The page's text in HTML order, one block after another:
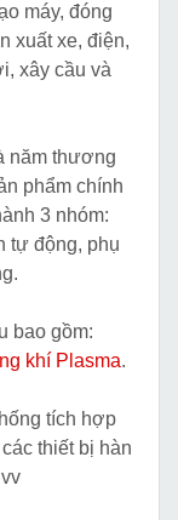
máy, đóng
xuất xe, điện,
xây cầu và
năm thương
phẩm chính
3 nhóm:
tự động, phụ
bao gồm:
khí Plasma.
tích hợp
thiết bị hàn